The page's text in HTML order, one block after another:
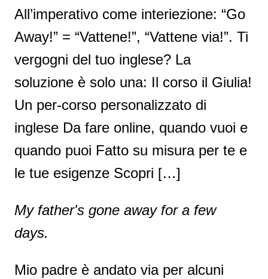
All’imperativo come interiezione: “Go
Away!” = “Vattene!”, “Vattene via!”. Ti
vergogni del tuo inglese? La
soluzione è solo una: Il corso il Giulia!
Un per-corso personalizzato di
inglese Da fare online, quando vuoi e
quando puoi Fatto su misura per te e
le tue esigenze Scopri […]
My father's gone away for a few
days.
Mio padre è andato via per alcuni